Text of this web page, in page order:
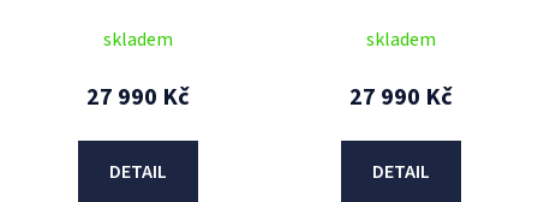
skladem
27 990 Kč
DETAIL
skladem
27 990 Kč
DETAIL